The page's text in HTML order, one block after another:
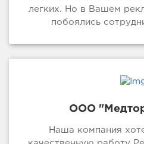
легких. Но в Вашем
побоялись
ООО
Наша компания